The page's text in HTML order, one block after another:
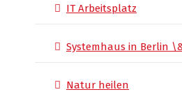
IT Arbeitsplatz
Systemhaus in Berlin
Natur heilen